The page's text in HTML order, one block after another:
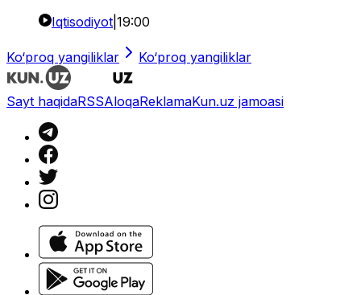
Iqtisodiyot 19:00
Ko‘proq yangiliklar Ko‘proq yangiliklar
Sayt haqidaRSSAloqaReklamaKun.uz jamoasi